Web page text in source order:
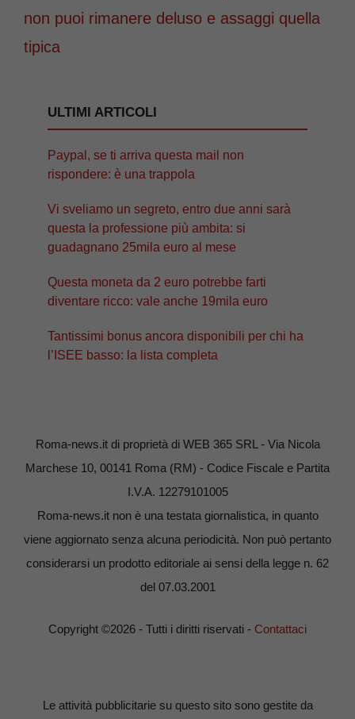
non puoi rimanere deluso e assaggi quella
tipica
ULTIMI ARTICOLI
Paypal, se ti arriva questa mail non
rispondere: è una trappola
Vi sveliamo un segreto, entro due anni sarà
questa la professione più ambita: si
guadagnano 25mila euro al mese
Questa moneta da 2 euro potrebbe farti
diventare ricco: vale anche 19mila euro
Tantissimi bonus ancora disponibili per chi ha
l’ISEE basso: la lista completa
Roma-news.it di proprietà di WEB 365 SRL - Via Nicola
Marchese 10, 00141 Roma (RM) - Codice Fiscale e Partita
I.V.A. 12279101005
Roma-news.it non è una testata giornalistica, in quanto
viene aggiornato senza alcuna periodicità. Non può pertanto
considerarsi un prodotto editoriale ai sensi della legge n. 62
del 07.03.2001
Copyright ©2026 - Tutti i diritti riservati - Contattaci
Le attività pubblicitarie su questo sito sono gestite da